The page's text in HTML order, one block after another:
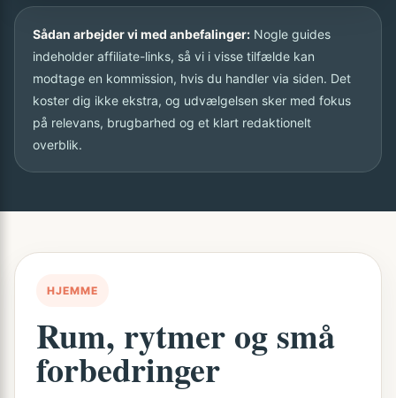
Sådan arbejder vi med anbefalinger: Nogle guides
indeholder affiliate-links, så vi i visse tilfælde kan
modtage en kommission, hvis du handler via siden. Det
koster dig ikke ekstra, og udvælgelsen sker med fokus
på relevans, brugbarhed og et klart redaktionelt
overblik.
HJEMME
Rum, rytmer og små
forbedringer